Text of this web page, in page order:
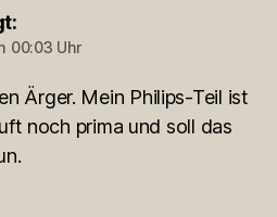
00:03 Uhr
Ärger. Mein Philips-Teil ist
noch prima und soll das